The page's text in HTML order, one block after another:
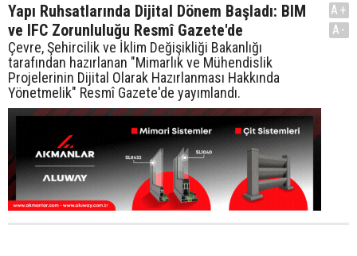
Yapı Ruhsatlarında Dijital Dönem Başladı: BIM
ve IFC Zorunluluğu Resmî Gazete'de
Çevre, Şehircilik ve İklim Değişikliği Bakanlığı
tarafından hazırlanan "Mimarlık ve Mühendislik
Projelerinin Dijital Olarak Hazırlanması Hakkında
Yönetmelik" Resmî Gazete'de yayımlandı.
A+
A-